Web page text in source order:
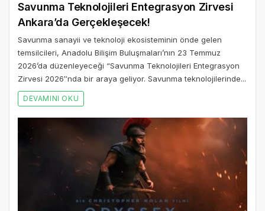
Savunma Teknolojileri Entegrasyon Zirvesi
Ankara’da Gerçekleşecek!
Savunma sanayii ve teknoloji ekosisteminin önde gelen
temsilcileri, Anadolu Bilişim Buluşmaları’nın 23 Temmuz
2026’da düzenleyeceği “Savunma Teknolojileri Entegrasyon
Zirvesi 2026″nda bir araya geliyor. Savunma teknolojilerinde...
DEVAMINI OKU